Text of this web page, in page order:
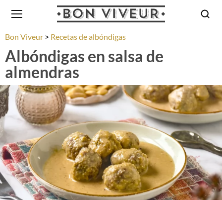
Bon Viveur Recetas de albóndigas
Albóndigas en salsa de
almendras